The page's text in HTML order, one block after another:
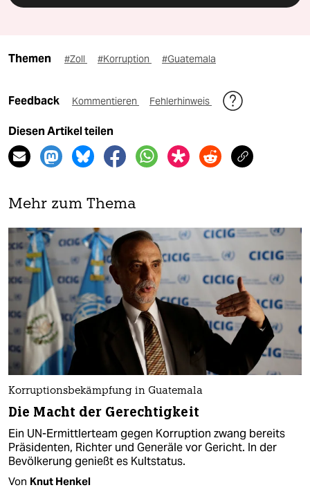
Themen #Zoll #Korruption #Guatemala
Feedback Kommentieren Fehlerhinweis
Diesen Artikel teilen
Mehr zum Thema
Korruptionsbekämpfung in Guatemala
Die Macht der Gerechtigkeit
Ein UN-Ermittlerteam gegen Korruption zwang bereits
Präsidenten, Richter und Generäle vor Gericht. In der
Bevölkerung genießt es Kultstatus.
Von Knut Henkel